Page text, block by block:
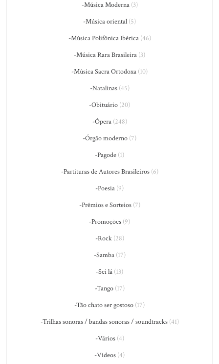
-Música Moderna(3)
-Música oriental (5)
-Música Polifônica Ibérica(46)
-Música Rara Brasileira (3)
-Música Sacra Ortodoxa (10)
-Natalinas(45)
-Obituário (20)
-Ópera(248)
-Órgão moderno (7)
-Pagode (1)
-Partituras de Autores Brasileiros(6)
-Poesia (9)
-Prêmios e Sorteios(7)
-Promoções (9)
-Rock(28)
-Samba(17)
-Sei lá (13)
-Tango(17)
-Tão chato ser gostoso (17)
-Trilhas sonoras / bandas sonoras / soundtracks(41)
-Vários(4)
-Vídeos (4)